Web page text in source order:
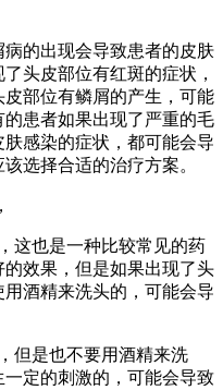
的出现会导致患者的皮肤
头皮部位有红斑的症状，
部位有鳞屑的产生，可能
患者如果出现了严重的毛
感染的症状，都可能会导
选择合适的治疗方案。
这也是一种比较常见的药
效果，但是如果出现了头
酒精来洗头的，可能会导
但是也不要用酒精来洗
定的刺激的，可能会导致